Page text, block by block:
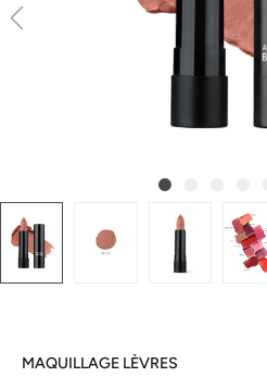
MAQUILLAGE LÈVRES